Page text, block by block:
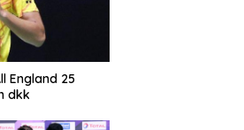
England 25
dkk